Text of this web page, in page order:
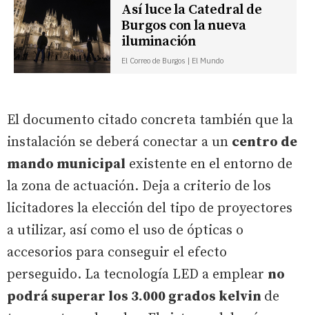
Así luce la Catedral de
Burgos con la nueva
iluminación
El Correo de Burgos | El Mundo
El documento citado concreta también que la
instalación se deberá conectar a un centro de
mando municipal existente en el entorno de
la zona de actuación. Deja a criterio de los
licitadores la elección del tipo de proyectores
a utilizar, así como el uso de ópticas o
accesorios para conseguir el efecto
perseguido. La tecnología LED a emplear no
podrá superar los 3.000 grados kelvin de